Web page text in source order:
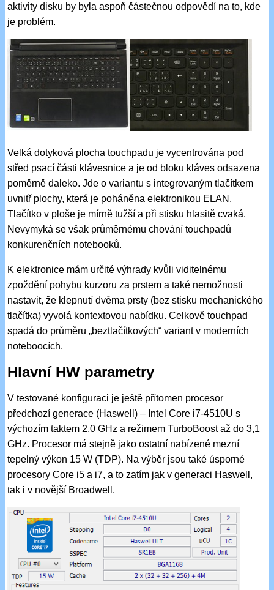
aktivity disku by byla aspoň částečnou odpovědí na to, kde
je problém.
Velká dotyková plocha touchpadu je vycentrována pod
střed psací části klávesnice a je od bloku kláves odsazena
poměrně daleko. Jde o variantu s integrovaným tlačítkem
uvnitř plochy, která je poháněna elektronikou ELAN.
Tlačítko v ploše je mírně tužší a při stisku hlasitě cvaká.
Nevymyká se však průměrnému chování touchpadů
konkurenčních notebooků.
K elektronice mám určité výhrady kvůli viditelnému
zpoždění pohybu kurzoru za prstem a také nemožnosti
nastavit, že klepnutí dvěma prsty (bez stisku mechanického
tlačítka) vyvolá kontextovou nabídku. Celkově touchpad
spadá do průměru „beztlačítkových“ variant v moderních
noteboocích.
Hlavní HW parametry
V testované konfiguraci je ještě přítomen procesor
předchozí generace (Haswell) – Intel Core i7-4510U s
výchozím taktem 2,0 GHz a režimem TurboBoost až do 3,1
GHz. Procesor má stejně jako ostatní nabízené mezní
tepelný výkon 15 W (TDP). Na výběr jsou také úsporné
procesory Core i5 a i7, a to zatím jak v generaci Haswell,
tak i v novější Broadwell.